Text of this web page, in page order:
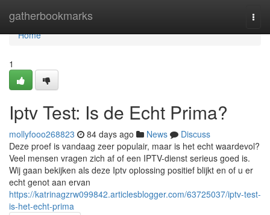
gatherbookmarks
Home
Home
1
Iptv Test: Is de Echt Prima?
mollyfooo268823 84 days ago News
Discuss
Deze proef is vandaag zeer populair, maar is het echt waardevol?
Veel mensen vragen zich af of een IPTV-dienst serieus goed is.
Wij gaan bekijken als deze Iptv oplossing positief blijkt en of u er
echt genot aan ervan
https://katrinagzrw099842.articlesblogger.com/63725037/iptv-test-
is-het-echt-prima